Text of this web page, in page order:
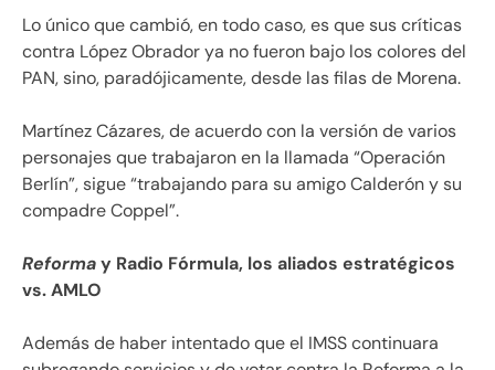
Lo único que cambió, en todo caso, es que sus críticas
contra López Obrador ya no fueron bajo los colores del
PAN, sino, paradójicamente, desde las filas de Morena.
Martínez Cázares, de acuerdo con la versión de varios
personajes que trabajaron en la llamada “Operación
Berlín”, sigue “trabajando para su amigo Calderón y su
compadre Coppel”.
Reformay Radio Fórmula, los aliados estratégicos
vs. AMLO
Además de haber intentado que el IMSS continuara